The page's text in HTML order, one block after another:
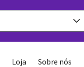
Loja Sobre nós